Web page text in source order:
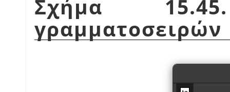
Σχήμα
γραμματοσειρών